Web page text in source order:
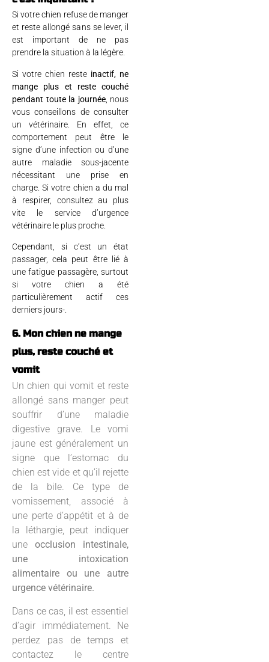
Si votre chien refuse de manger
et reste allongé sans se lever, il
est important de ne pas
prendre la situation à la légère.
Si votre chien reste inactif, ne
mange plus et reste couché
pendant toute la journée, nous
vous conseillons de consulter
un vétérinaire. En effet, ce
comportement peut être le
signe d’une infection ou d’une
autre maladie sous-jacente
nécessitant une prise en
charge. Si votre chien a du mal
à respirer, consultez au plus
vite le service d’urgence
vétérinaire le plus proche.
Cependant, si c’est un état
passager, cela peut être lié à
une fatigue passagère, surtout
si votre chien a été
particulièrement actif ces
derniers jours-.
6. Mon chien ne mange
plus, reste couché et
vomit
Un chien qui vomit et reste
allongé sans manger peut
souffrir d’une maladie
digestive grave. Le vomi
jaune est généralement un
signe que l’estomac du
chien est vide et qu’il rejette
de la bile. Ce type de
vomissement, associé à
une perte d’appétit et à de
la léthargie, peut indiquer
une occlusion intestinale,
une intoxication
alimentaire ou une autre
urgence vétérinaire.
Dans ce cas, il est essentiel
d’agir immédiatement. Ne
perdez pas de temps et
contactez le centre